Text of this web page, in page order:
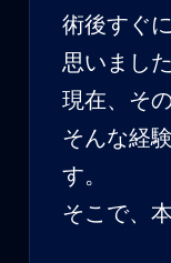
術後すぐ
思いまし
現在、そ
そんな経
す。
そこで、